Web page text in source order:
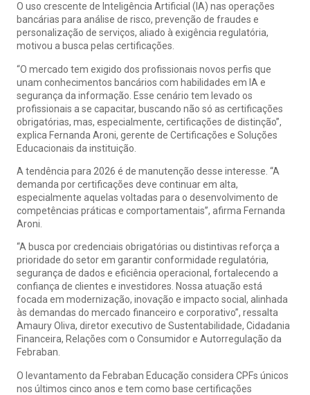
O uso crescente de Inteligência Artificial (IA) nas operações
bancárias para análise de risco, prevenção de fraudes e
personalização de serviços, aliado à exigência regulatória,
motivou a busca pelas certificações.
“O mercado tem exigido dos profissionais novos perfis que
unam conhecimentos bancários com habilidades em IA e
segurança da informação. Esse cenário tem levado os
profissionais a se capacitar, buscando não só as certificações
obrigatórias, mas, especialmente, certificações de distinção”,
explica Fernanda Aroni, gerente de Certificações e Soluções
Educacionais da instituição.
A tendência para 2026 é de manutenção desse interesse. “A
demanda por certificações deve continuar em alta,
especialmente aquelas voltadas para o desenvolvimento de
competências práticas e comportamentais”, afirma Fernanda
Aroni.
“A busca por credenciais obrigatórias ou distintivas reforça a
prioridade do setor em garantir conformidade regulatória,
segurança de dados e eficiência operacional, fortalecendo a
confiança de clientes e investidores. Nossa atuação está
focada em modernização, inovação e impacto social, alinhada
às demandas do mercado financeiro e corporativo”, ressalta
Amaury Oliva, diretor executivo de Sustentabilidade, Cidadania
Financeira, Relações com o Consumidor e Autorregulação da
Febraban.
O levantamento da Febraban Educação considera CPFs únicos
nos últimos cinco anos e tem como base certificações